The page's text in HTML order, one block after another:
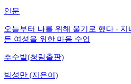
인문
오늘부터 나를 위해 울기로 했다 - 지
든 여성을 위한 마음 수업
추수밭(청림출판)
박성만 (지은이)